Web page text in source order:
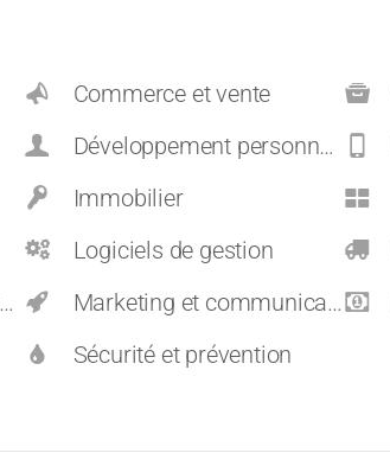
Commerce et vente
Développement personnel et carrières
Immobilier
Logiciels de gestion
Marketing et communication
Sécurité et prévention